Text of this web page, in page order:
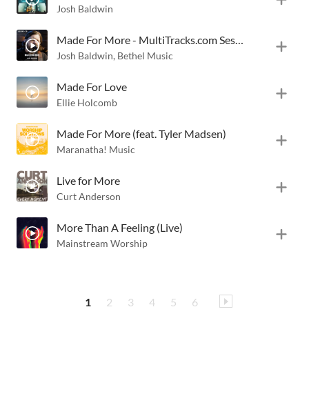
Josh Baldwin
Josh Baldwin, Bethel Music
Made For Love
Ellie Holcomb
Made For More (feat. Tyler Madsen)
Maranatha! Music
Live for More
Curt Anderson
More Than A Feeling (Live)
Mainstream Worship
1 2 3 4 5 6